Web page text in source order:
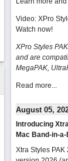
Video: XPro
Watch now!
XPro Styles
and are
MegaPAK,
Read more...
August 05,
Introducing
Mac Band-in-
Xtra Styles